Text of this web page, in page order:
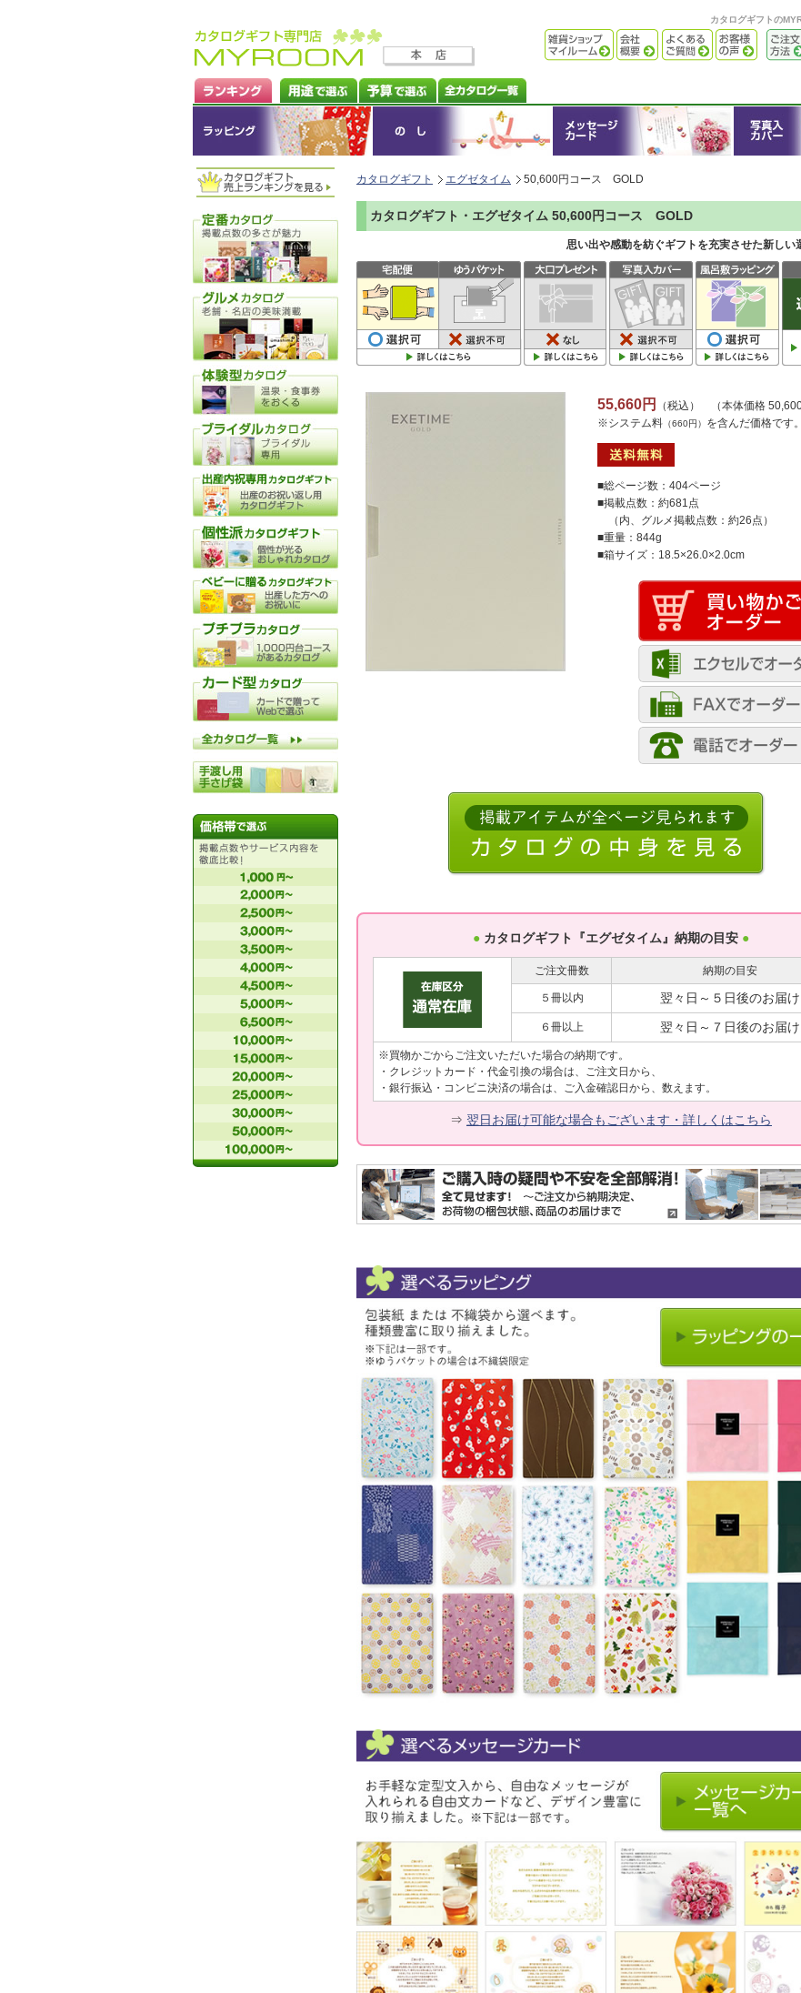
カタログギフトの
カタログギフト エグゼタイム 50,600円コース GOLD
カタログギフト・エグゼタイム 50,600円コース GOLD
思い出や感動を紡ぐギフトを充実させた新しい
55,660円
（税込） （本体価格 50,600
※システム料 （660円） を含んだ価格です。
■総ページ数：404ページ
■掲載点数：約681点
（内、グルメ掲載点数：約26点）
■重量：844g
■箱サイズ：18.5×26.0×2.0cm
● カタログギフト『エグゼタイム』納期の目安 ●
ご注文冊数 納期の目安
５冊以内 翌々日～５日後のお届け
６冊以上 翌々日～７日後のお届け
※買物かごからご注文いただいた場合の納期です。
・クレジットカード・代金引換の場合は、ご注文日から、
・銀行振込・コンビニ決済の場合は、ご入金確認日から、数えます。
⇒ 翌日お届け可能な場合もございます・詳しくはこちら